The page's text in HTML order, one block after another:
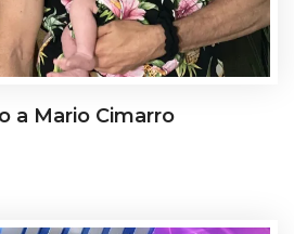
a Mario Cimarro